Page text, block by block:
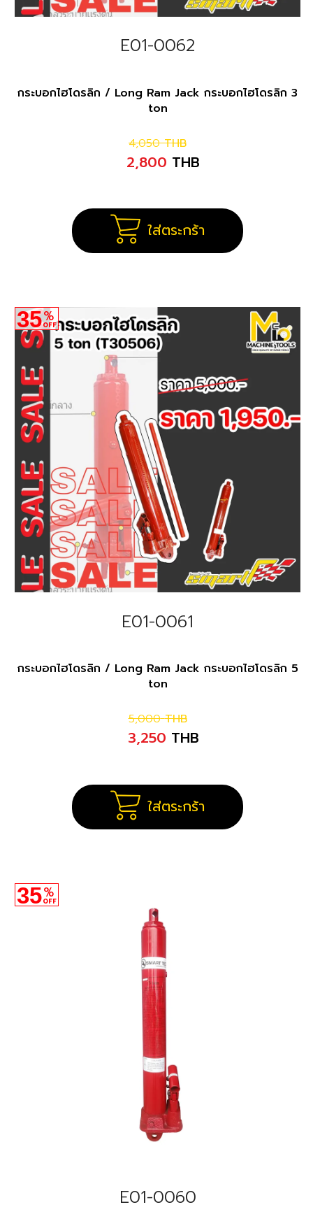
E01-0062
กระบอกไฮโดรลิก / Long Ram Jack กระบอกไฮโดรลิก 3
ton
4,050 THB
2,800 THB
ใส่ตระกร้า
35%
OFF
E01-0061
กระบอกไฮโดรลิก / Long Ram Jack กระบอกไฮโดรลิก 5
ton
5,000 THB
3,250 THB
ใส่ตระกร้า
35%
OFF
E01-0060